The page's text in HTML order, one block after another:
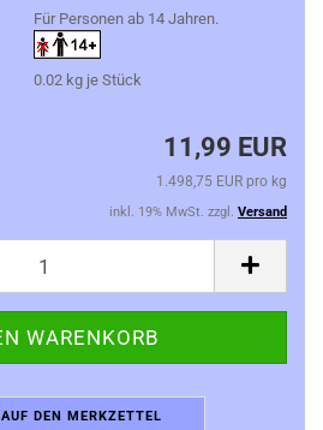
Für Personen ab 14 Jahren.
0.02kg je Stück
11,99 EUR
1.498,75 EUR pro kg
inkl. 19% MwSt. zzgl. Versand
AUF DEN MERKZETTEL